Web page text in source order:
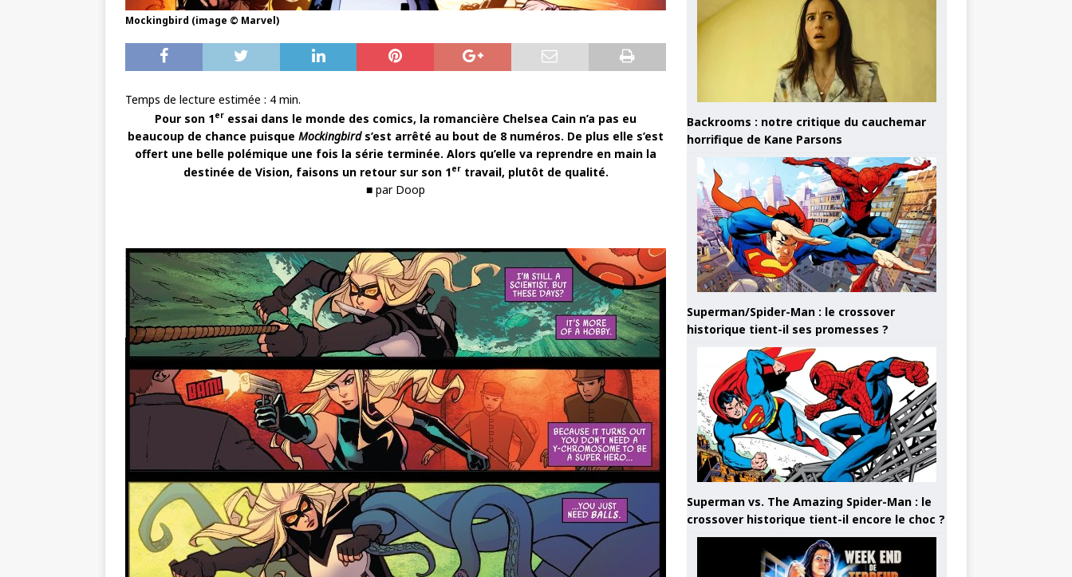
Mockingbird (image © Marvel)
Temps de lecture estimée : 4 min.
Pour son 1er essai dans le monde des comics, la romancière Chelsea Cain n’a pas eu
beaucoup de chance puisqueMockingbirds’est arrêté au bout de 8 numéros. De plus elle s’est
offert une belle polémique une fois la série terminée. Alors qu’elle va reprendre en main la
destinée de Vision, faisons un retour sur son 1ertravail, plutôt de qualité.
■ par Doop
Backrooms : notre critique du cauchemar
horrifique de Kane Parsons
Superman/Spider-Man : le crossover
historique tient-il ses promesses ?
Superman vs. The Amazing Spider-Man : le
crossover historique tient-il encore le choc ?